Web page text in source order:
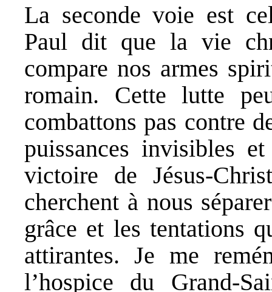
La seconde voie est
Paul dit que la vie
compare nos armes
romain. Cette lutte
combattons pas contre
puissances invisibles
victoire de Jésus-
cherchent à nous
grâce et les tentations
attirantes. Je me
l’hospice du Grand-